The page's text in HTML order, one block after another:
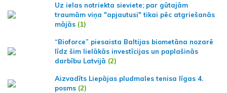
Uz ielas notriekta sieviete; par gūtajām
traumām viņa "apjautusi" tikai pēc atgriešanās
mājās (1)
“Bioforce” piesaista Baltijas biometāna nozarē
līdz šim lielākās investīcijas un paplašinās
darbību Latvijā (2)
Aizvadīts Liepājas pludmales tenisa līgas 4.
posms (2)